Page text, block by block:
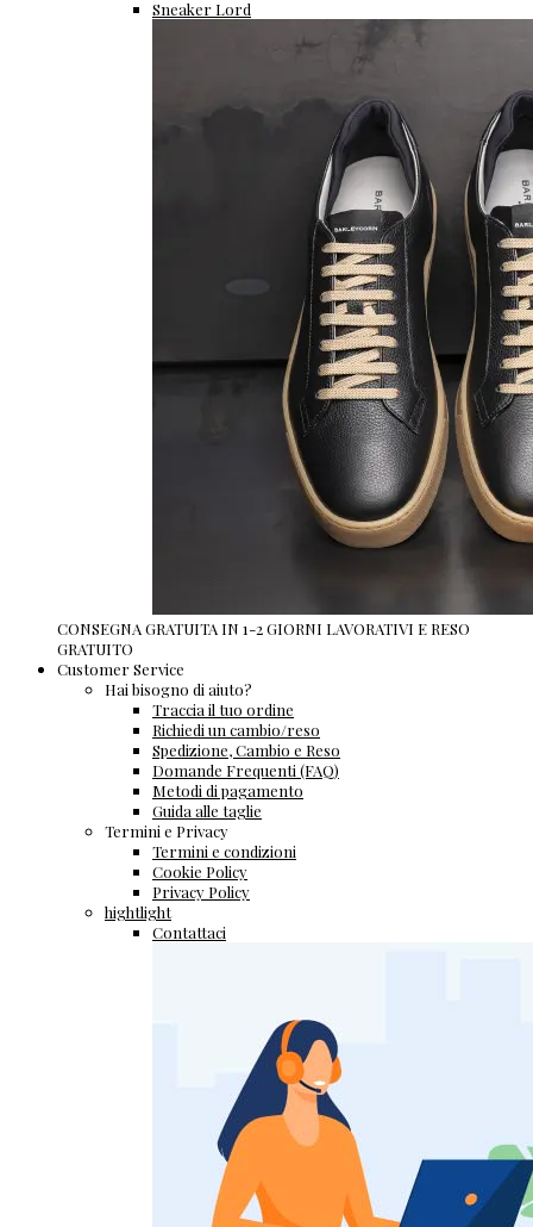
Sneaker Lord
CONSEGNA GRATUITA IN 1-2 GIORNI LAVORATIVI E RESO
GRATUITO
Customer Service
Hai bisogno di aiuto?
Traccia il tuo ordine
Richiedi un cambio/reso
Spedizione, Cambio e Reso
Domande Frequenti (FAQ)
Metodi di pagamento
Guida alle taglie
Termini e Privacy
Termini e condizioni
Cookie Policy
Privacy Policy
hightlight
Contattaci